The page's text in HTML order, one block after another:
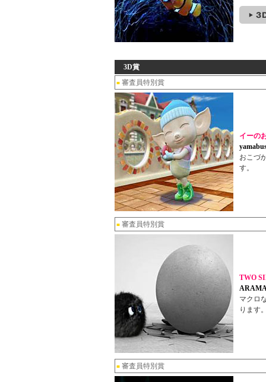
3D賞
■ 審査員特別賞
イーの
おこづ
す。
■ 審査員特別賞
TWO
マクロ
ります
■ 審査員特別賞